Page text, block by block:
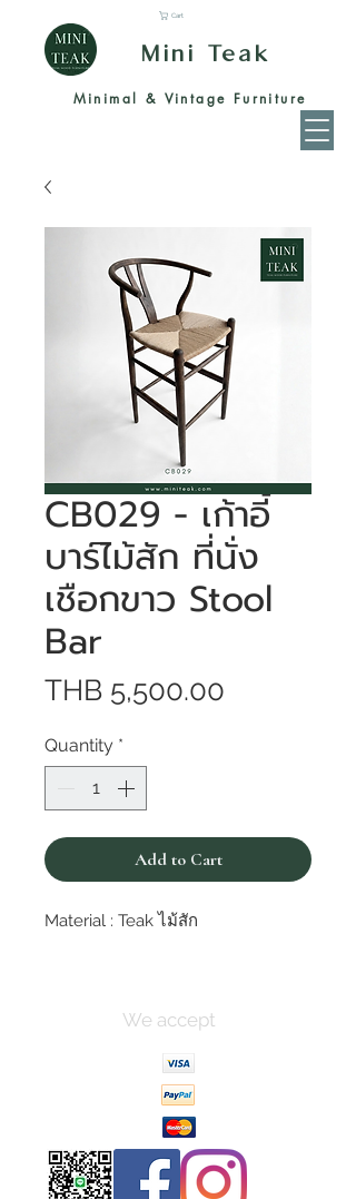
Mini Teak
Minimal & Vintage Furniture
Cart
CB029 - เก้าอี้
บาร์ไม้สัก ที่นั่ง
เชือกขาว Stool
Bar
THB 5,500.00
Quantity *
Add to Cart
Material : Teak ไม้สัก
We accept